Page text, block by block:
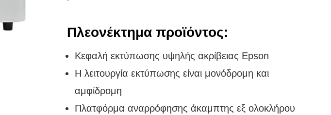
Πλεονέκτημα προϊόντος:
Κεφαλή εκτύπωσης υψηλής ακρίβειας Epson
Η λειτουργία εκτύπωσης είναι μονόδρομη και
αμφίδρομη
Πλατφόρμα αναρρόφησης άκαμπτης εξ ολοκλήρου